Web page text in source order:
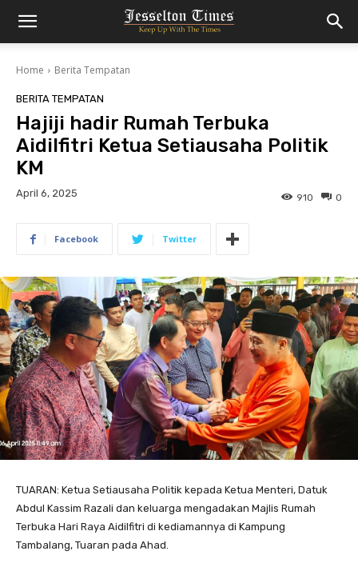
Home Berita Tempatan
BERITA TEMPATAN
Hajiji hadir Rumah Terbuka
Aidilfitri Ketua Setiausaha Politik
KM
April 6, 2025 0
910
Facebook Twitter
TUARAN: Ketua Setiausaha Politik kepada Ketua Menteri, Datuk
Abdul Kassim Razali dan keluarga mengadakan Majlis Rumah
Terbuka Hari Raya Aidilfitri di kediamannya di Kampung
Tambalang, Tuaran pada Ahad.